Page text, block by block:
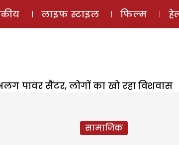
ई-मैगज़ीन
लाइफ स्टाइल फिल्म
पावर सैंटर, लोगों का खो रहा विशवास
सामाजिक